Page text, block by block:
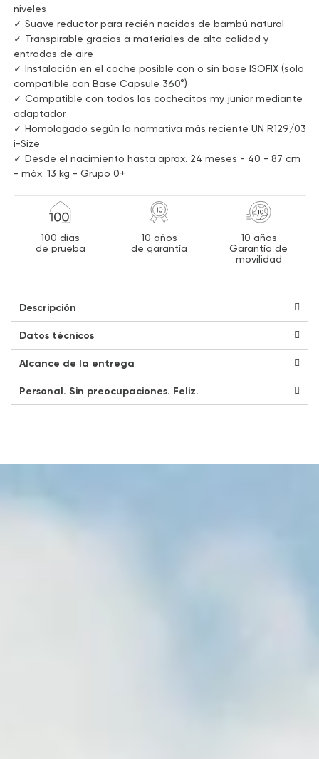
niveles
✓ Suave reductor para recién nacidos de bambú natural
✓ Transpirable gracias a materiales de alta calidad y
entradas de aire
✓ Instalación en el coche posible con o sin base ISOFIX (solo
compatible con Base Capsule 360°)
✓ Compatible con todos los cochecitos my junior mediante
adaptador
✓ Homologado según la normativa más reciente UN R129/03
i-Size
✓ Desde el nacimiento hasta aprox. 24 meses - 40 - 87 cm
- máx. 13 kg - Grupo 0+
100 días
de prueba
10 años
de garantía
10 años
Garantía de
movilidad
Descripción
Datos técnicos
Alcance de la entrega
Personal. Sin preocupaciones. Feliz.